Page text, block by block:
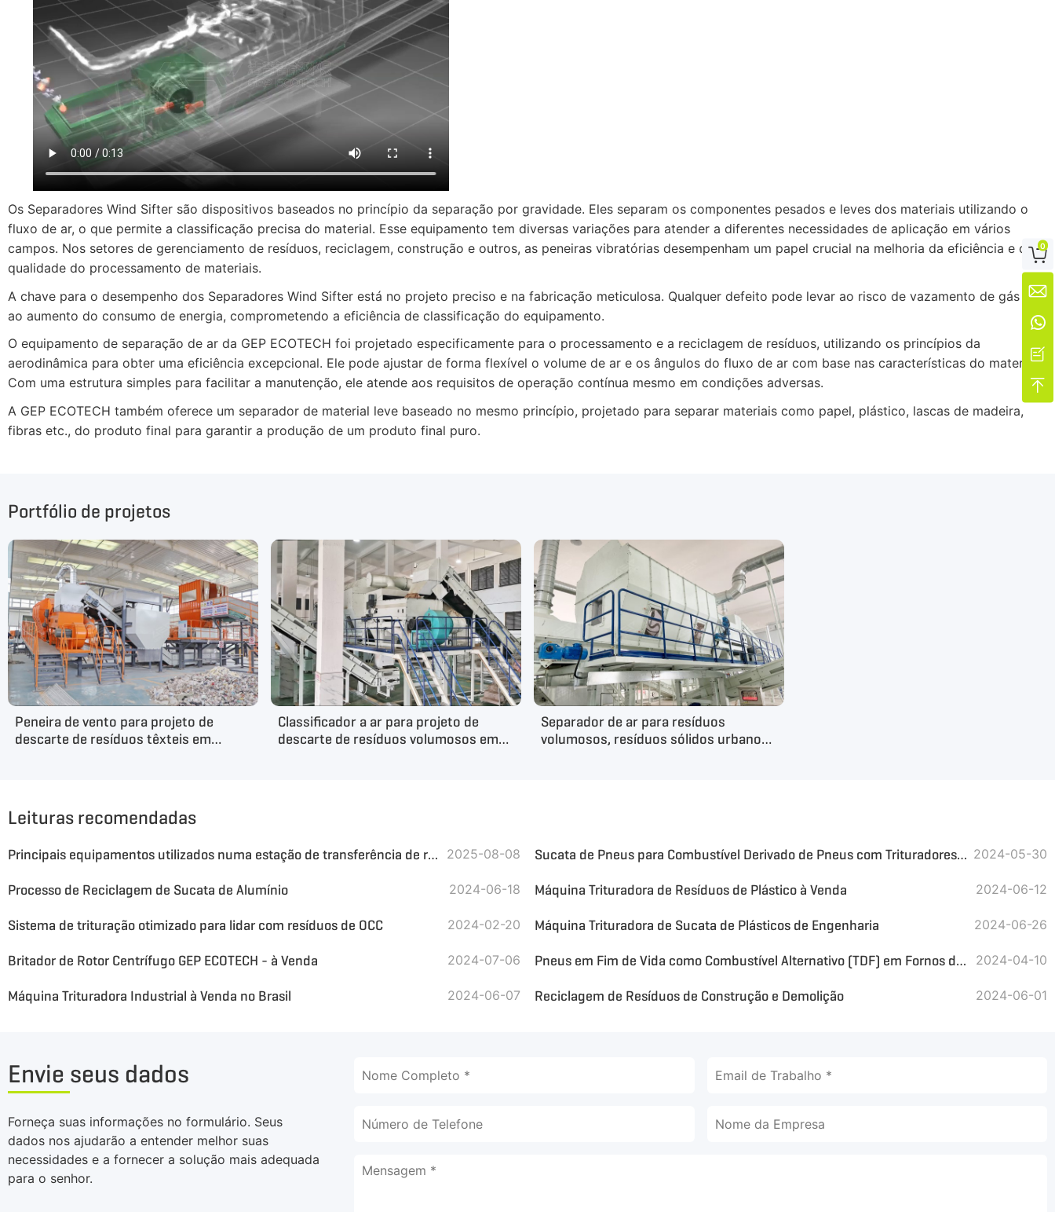
Os Separadores Wind Sifter são dispositivos baseados no princípio da separação por gravidade. Eles separam os componentes pesados e leves dos materiais utilizando o
fluxo de ar, o que permite a classificação precisa do material. Esse equipamento tem diversas variações para atender a diferentes necessidades de aplicação em vários
campos. Nos setores de gerenciamento de resíduos, reciclagem, construção e outros, as peneiras vibratórias desempenham um papel crucial na melhoria da eficiência e da
qualidade do processamento de materiais.
A chave para o desempenho dos Separadores Wind Sifter está no projeto preciso e na fabricação meticulosa. Qualquer defeito pode levar ao risco de vazamento de gás ou
ao aumento do consumo de energia, comprometendo a eficiência de classificação do equipamento.
O equipamento de separação de ar da GEP ECOTECH foi projetado especificamente para o processamento e a reciclagem de resíduos, utilizando os princípios da
aerodinâmica para obter uma eficiência excepcional. Ele pode ajustar de forma flexível o volume de ar e os ângulos do fluxo de ar com base nas características do material.
Com uma estrutura simples para facilitar a manutenção, ele atende aos requisitos de operação contínua mesmo em condições adversas.
A GEP ECOTECH também oferece um separador de material leve baseado no mesmo princípio, projetado para separar materiais como papel, plástico, lascas de madeira,
fibras etc., do produto final para garantir a produção de um produto final puro.
Portfólio de projetos
Peneira de vento para projeto de
descarte de resíduos têxteis em
Classificador a ar para projeto de
descarte de resíduos volumosos em
Separador de ar para resíduos
volumosos, resíduos sólidos urbanos
Leituras recomendadas
Principais equipamentos utilizados numa estação de transferência de resíduos — Soluções eficientes e sustentáveis para a gestão de resíduos 2025-08-08 Sucata de Pneus para Combustível Derivado de Pneus com Trituradores da GEP ECOTECH 2024-05-30
Processo de Reciclagem de Sucata de Alumínio 2024-06-18 Máquina Trituradora de Resíduos de Plástico à Venda 2024-06-12
Sistema de trituração otimizado para lidar com resíduos de OCC 2024-02-20 Máquina Trituradora de Sucata de Plásticos de Engenharia 2024-06-26
Britador de Rotor Centrífugo GEP ECOTECH - à Venda 2024-07-06 Pneus em Fim de Vida como Combustível Alternativo (TDF) em Fornos de Cimento 2024-04-10
Máquina Trituradora Industrial à Venda no Brasil 2024-06-07 Reciclagem de Resíduos de Construção e Demolição 2024-06-01
Envie seus dados
Forneça suas informações no formulário. Seus
dados nos ajudarão a entender melhor suas
necessidades e a fornecer a solução mais adequada
para o senhor.

0



